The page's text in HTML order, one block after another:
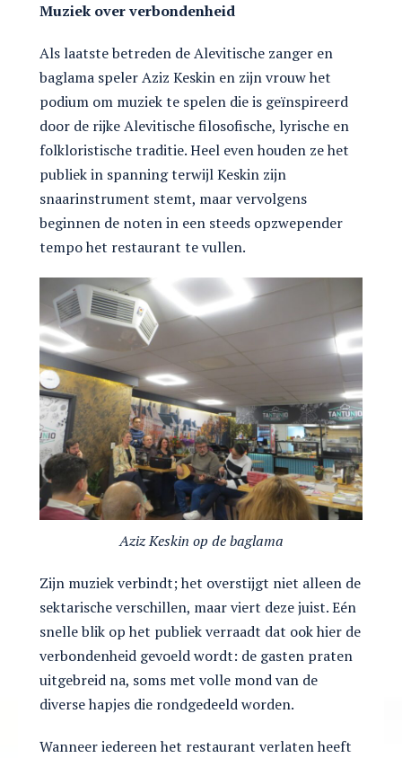
Muziek over verbondenheid
Als laatste betreden de Alevitische zanger en
baglama speler Aziz Keskin en zijn vrouw het
podium om muziek te spelen die is geïnspireerd
door de rijke Alevitische filosofische, lyrische en
folkloristische traditie. Heel even houden ze het
publiek in spanning terwijl Keskin zijn
snaarinstrument stemt, maar vervolgens
beginnen de noten in een steeds opzwepender
tempo het restaurant te vullen.
Aziz Keskin op de baglama
Zijn muziek verbindt; het overstijgt niet alleen de
sektarische verschillen, maar viert deze juist. Eén
snelle blik op het publiek verraadt dat ook hier de
verbondenheid gevoeld wordt: de gasten praten
uitgebreid na, soms met volle mond van de
diverse hapjes die rondgedeeld worden.
Wanneer iedereen het restaurant verlaten heeft